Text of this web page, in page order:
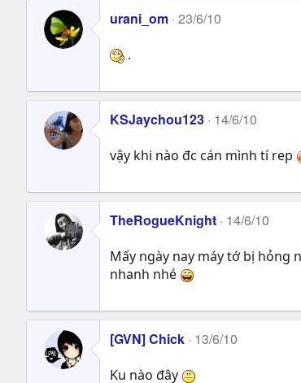
urani_om 23/6/10
.
KSJaychou123 14/6/10
vậy khi nào đc cán mình tí rep
TheRogueKnight 14/6/10
Mấy ngày nay máy tớ bị hỏng
nhanh nhé
[GVN] Chick 13/6/10
Ku nào đây